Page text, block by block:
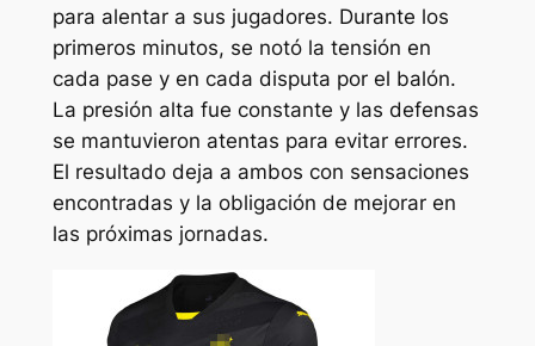
para alentar a sus jugadores. Durante los
primeros minutos, se notó la tensión en
cada pase y en cada disputa por el balón.
La presión alta fue constante y las defensas
se mantuvieron atentas para evitar errores.
El resultado deja a ambos con sensaciones
encontradas y la obligación de mejorar en
las próximas jornadas.